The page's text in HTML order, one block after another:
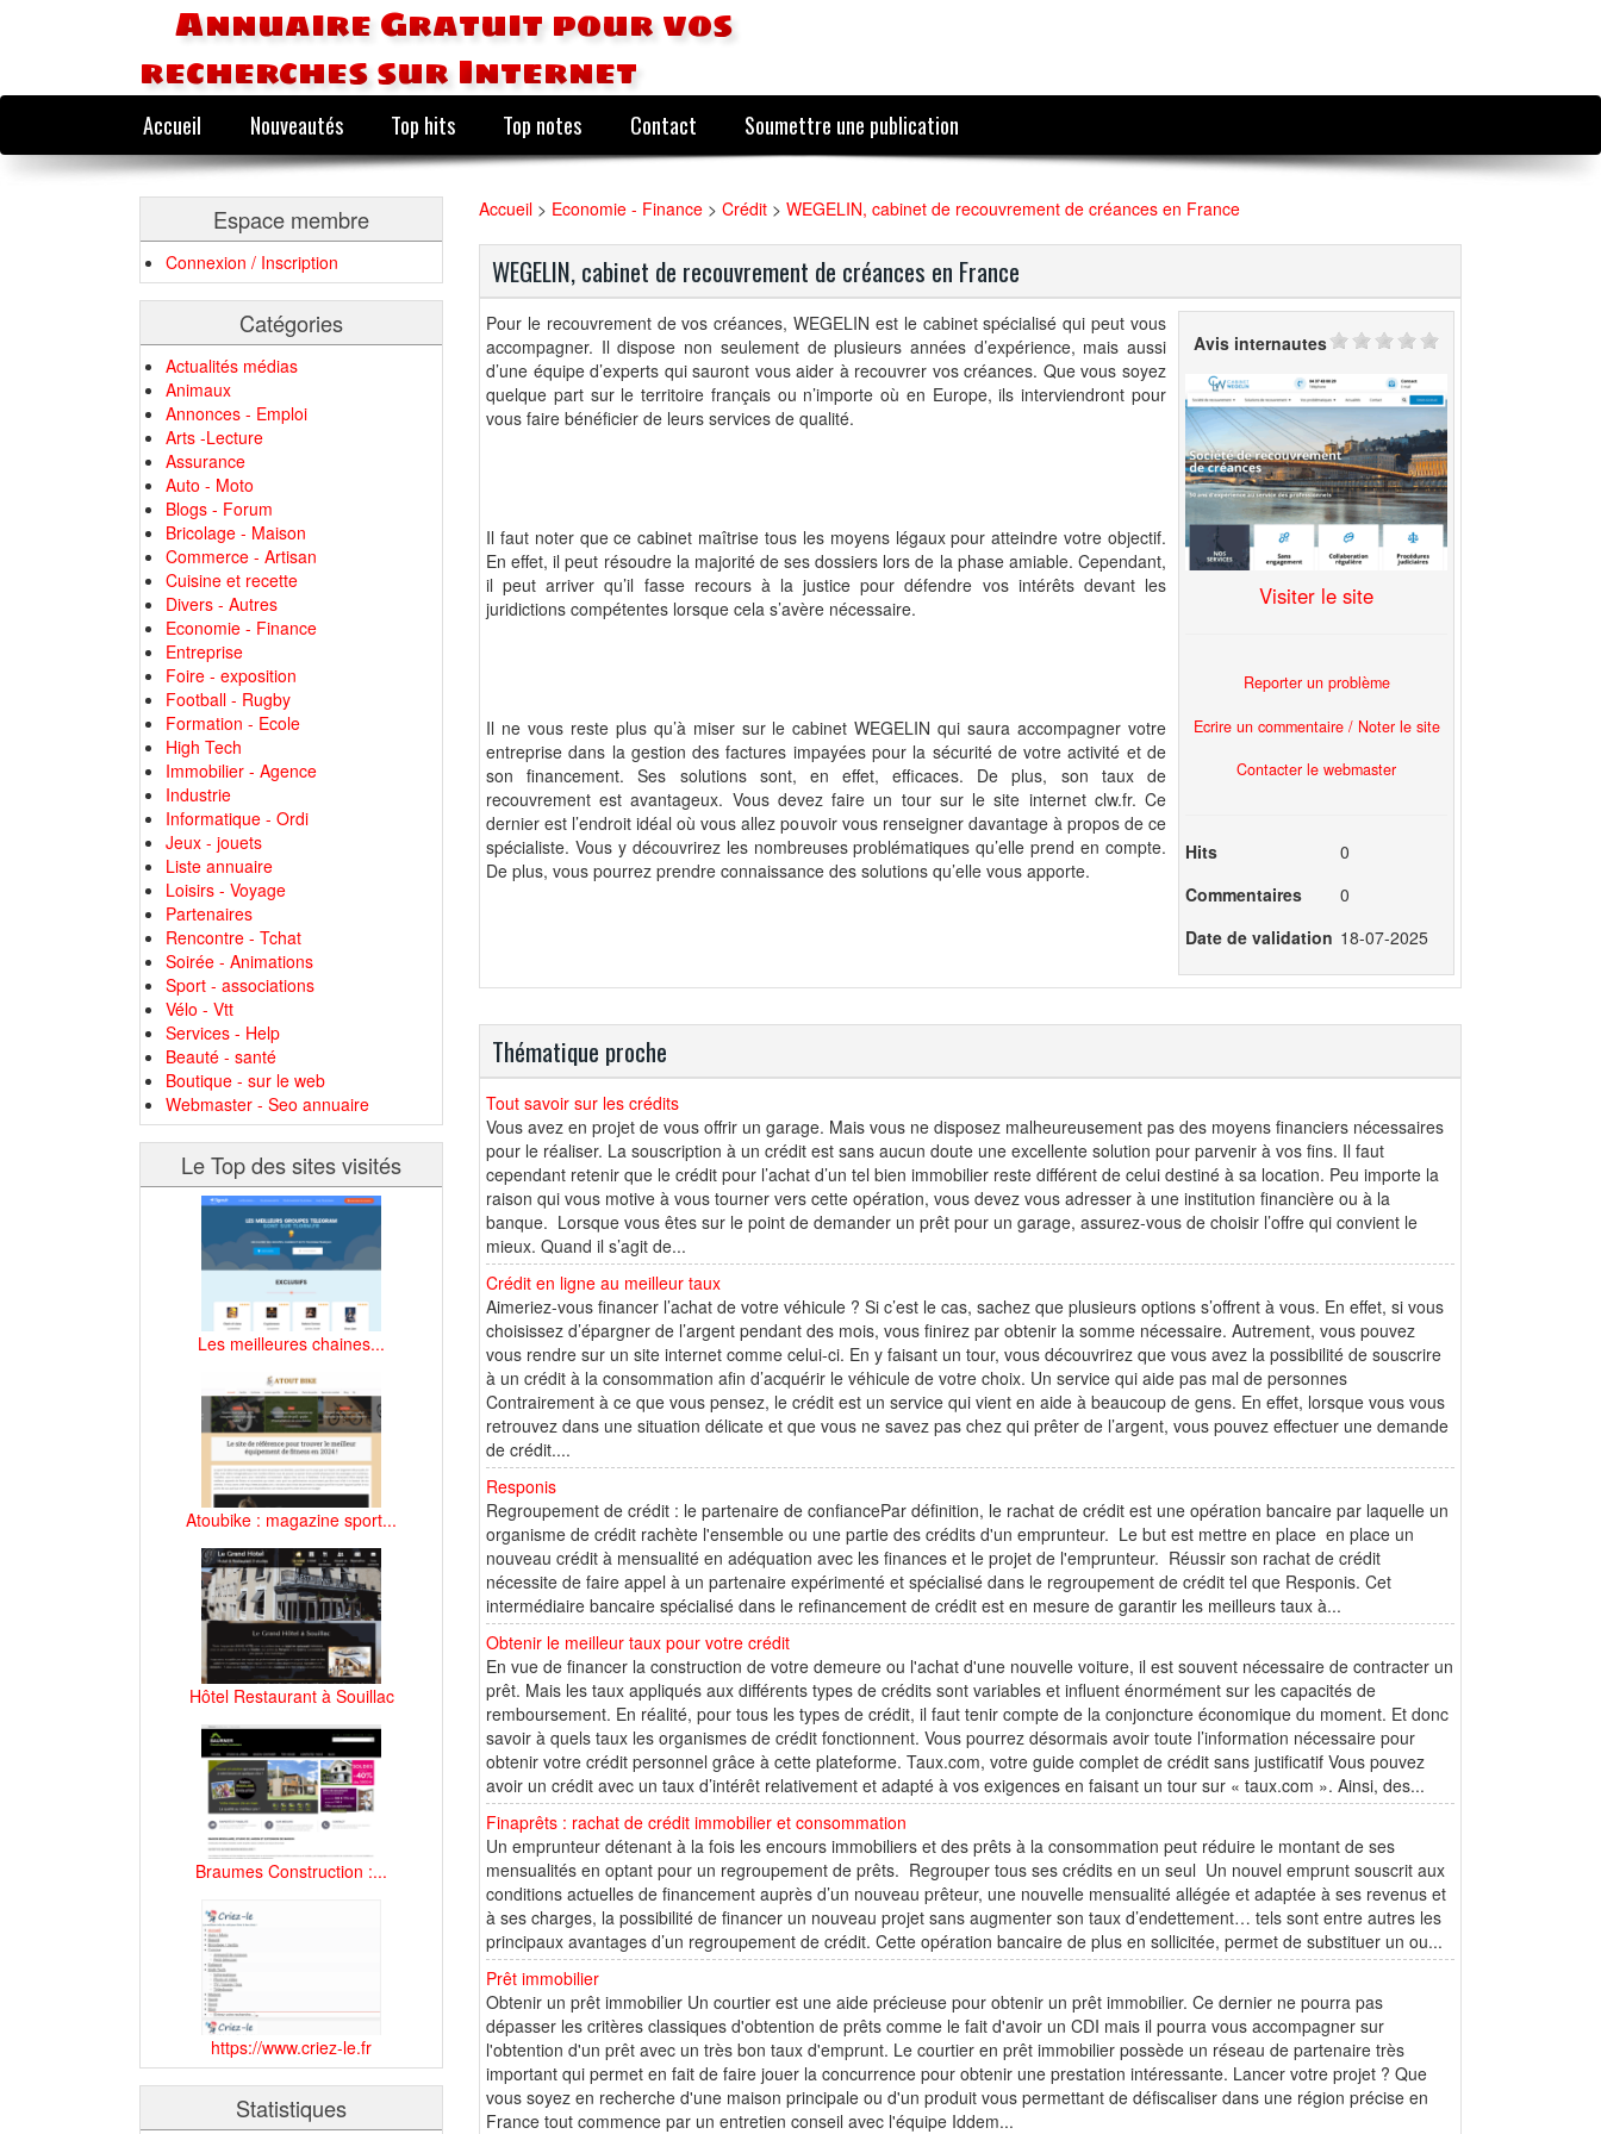
Annuaire Gratuit pour vos
recherches sur Internet
Accueil Nouveautés Top hits Top notes Contact Soumettre une publication
Espace membre
Connexion / Inscription
Catégories
Actualités médias
Animaux
Annonces - Emploi
Arts -Lecture
Assurance
Auto - Moto
Blogs - Forum
Bricolage - Maison
Commerce - Artisan
Cuisine et recette
Divers - Autres
Economie - Finance
Entreprise
Foire - exposition
Football - Rugby
Formation - Ecole
High Tech
Immobilier - Agence
Industrie
Informatique - Ordi
Jeux - jouets
Liste annuaire
Loisirs - Voyage
Partenaires
Rencontre - Tchat
Soirée - Animations
Sport - associations
Vélo - Vtt
Services - Help
Beauté - santé
Boutique - sur le web
Webmaster - Seo annuaire
Le Top des sites visités
Les meilleures chaines...
Atoubike : magazine sport...
Hôtel Restaurant à Souillac
Braumes Construction :...
https://www.criez-le.fr
Statistiques
Accueil > Economie - Finance > Crédit > WEGELIN, cabinet de recouvrement de créances en France
WEGELIN, cabinet de recouvrement de créances en France
Pour le recouvrement de vos créances, WEGELIN est le cabinet spécialisé qui peut vous
accompagner. Il dispose non seulement de plusieurs années d’expérience, mais aussi
d’une équipe d’experts qui sauront vous aider à recouvrer vos créances. Que vous soyez
quelque part sur le territoire français ou n’importe où en Europe, ils interviendront pour
vous faire bénéficier de leurs services de qualité.
Il faut noter que ce cabinet maîtrise tous les moyens légaux pour atteindre votre objectif.
En effet, il peut résoudre la majorité de ses dossiers lors de la phase amiable. Cependant,
il peut arriver qu’il fasse recours à la justice pour défendre vos intérêts devant les
juridictions compétentes lorsque cela s’avère nécessaire.
Il ne vous reste plus qu’à miser sur le cabinet WEGELIN qui saura accompagner votre
entreprise dans la gestion des factures impayées pour la sécurité de votre activité et de
son financement. Ses solutions sont, en effet, efficaces. De plus, son taux de
recouvrement est avantageux. Vous devez faire un tour sur le site internet clw.fr. Ce
dernier est l’endroit idéal où vous allez pouvoir vous renseigner davantage à propos de ce
spécialiste. Vous y découvrirez les nombreuses problématiques qu’elle prend en compte.
De plus, vous pourrez prendre connaissance des solutions qu’elle vous apporte.
Avis internautes
Visiter le site
Reporter un problème
Ecrire un commentaire / Noter le site
Contacter le webmaster
Hits
0
Commentaires
0
Date de validation 18-07-2025
Thématique proche
Tout savoir sur les crédits
Vous avez en projet de vous offrir un garage. Mais vous ne disposez malheureusement pas des moyens financiers nécessaires
pour le réaliser. La souscription à un crédit est sans aucun doute une excellente solution pour parvenir à vos fins. Il faut
cependant retenir que le crédit pour l’achat d’un tel bien immobilier reste différent de celui destiné à sa location. Peu importe la
raison qui vous motive à vous tourner vers cette opération, vous devez vous adresser à une institution financière ou à la
banque. Lorsque vous êtes sur le point de demander un prêt pour un garage, assurez-vous de choisir l’offre qui convient le
mieux. Quand il s’agit de...
Crédit en ligne au meilleur taux
Aimeriez-vous financer l’achat de votre véhicule ? Si c’est le cas, sachez que plusieurs options s’offrent à vous. En effet, si vous
choisissez d’épargner de l’argent pendant des mois, vous finirez par obtenir la somme nécessaire. Autrement, vous pouvez
vous rendre sur un site internet comme celui-ci. En y faisant un tour, vous découvrirez que vous avez la possibilité de souscrire
à un crédit à la consommation afin d’acquérir le véhicule de votre choix. Un service qui aide pas mal de personnes
Contrairement à ce que vous pensez, le crédit est un service qui vient en aide à beaucoup de gens. En effet, lorsque vous vous
retrouvez dans une situation délicate et que vous ne savez pas chez qui prêter de l’argent, vous pouvez effectuer une demande
de crédit....
Responis
Regroupement de crédit : le partenaire de confiancePar définition, le rachat de crédit est une opération bancaire par laquelle un
organisme de crédit rachète l'ensemble ou une partie des crédits d'un emprunteur. Le but est mettre en place en place un
nouveau crédit à mensualité en adéquation avec les finances et le projet de l'emprunteur. Réussir son rachat de crédit
nécessite de faire appel à un partenaire expérimenté et spécialisé dans le regroupement de crédit tel que Responis. Cet
intermédiaire bancaire spécialisé dans le refinancement de crédit est en mesure de garantir les meilleurs taux à...
Obtenir le meilleur taux pour votre crédit
En vue de financer la construction de votre demeure ou l'achat d'une nouvelle voiture, il est souvent nécessaire de contracter un
prêt. Mais les taux appliqués aux différents types de crédits sont variables et influent énormément sur les capacités de
remboursement. En réalité, pour tous les types de crédit, il faut tenir compte de la conjoncture économique du moment. Et donc
savoir à quels taux les organismes de crédit fonctionnent. Vous pourrez désormais avoir toute l’information nécessaire pour
obtenir votre crédit personnel grâce à cette plateforme. Taux.com, votre guide complet de crédit sans justificatif Vous pouvez
avoir un crédit avec un taux d’intérêt relativement et adapté à vos exigences en faisant un tour sur « taux.com ». Ainsi, des...
Finaprêts : rachat de crédit immobilier et consommation
Un emprunteur détenant à la fois les encours immobiliers et des prêts à la consommation peut réduire le montant de ses
mensualités en optant pour un regroupement de prêts. Regrouper tous ses crédits en un seul Un nouvel emprunt souscrit aux
conditions actuelles de financement auprès d’un nouveau prêteur, une nouvelle mensualité allégée et adaptée à ses revenus et
à ses charges, la possibilité de financer un nouveau projet sans augmenter son taux d’endettement… tels sont entre autres les
principaux avantages d’un regroupement de crédit. Cette opération bancaire de plus en sollicitée, permet de substituer un ou...
Prêt immobilier
Obtenir un prêt immobilier Un courtier est une aide précieuse pour obtenir un prêt immobilier. Ce dernier ne pourra pas
dépasser les critères classiques d'obtention de prêts comme le fait d'avoir un CDI mais il pourra vous accompagner sur
l'obtention d'un prêt avec un très bon taux d'emprunt. Le courtier en prêt immobilier possède un réseau de partenaire très
important qui permet en fait de faire jouer la concurrence pour obtenir une prestation intéressante. Lancer votre projet ? Que
vous soyez en recherche d'une maison principale ou d'un produit vous permettant de défiscaliser dans une région précise en
France tout commence par un entretien conseil avec l'équipe Iddem...